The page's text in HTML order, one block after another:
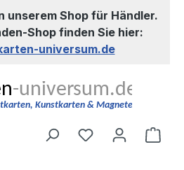
unserem Shop für Händler.
Shop finden Sie hier:
universum.de
Du hast 0